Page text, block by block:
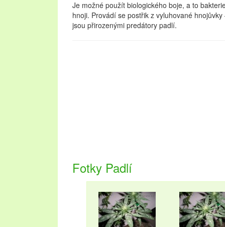
Je možné použít biologického boje, a to
hnoji. Provádí se postřik z vyluhované
jsou přirozenými predátory padlí.
Oblast Lednicko-valtického areálu
krásné zahrady. Pojďte strávit dovolenou na
navštěvovaných městech na stránkách
upřednostňujete přírodu a les, vyberte sichaty
Dovolená v této lokalitě se vyplatí v každém
vinobraní.
Fotky Padlí